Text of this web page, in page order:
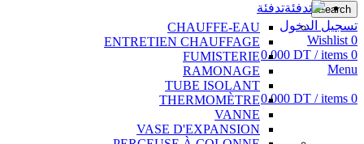
Search
تسجيل الدخول
0
Wishlist
0
items
/
0.000 DT
Menu
0
items
/
0.000 DT
تدفئة
CHAUFFE-EAU
ENTRETIEN CHAUFFAGE
FUMISTERIE
RAMONAGE
TUBE ISOLANT
THERMOMÈTRE
VANNE
VASE D'EXPANSION